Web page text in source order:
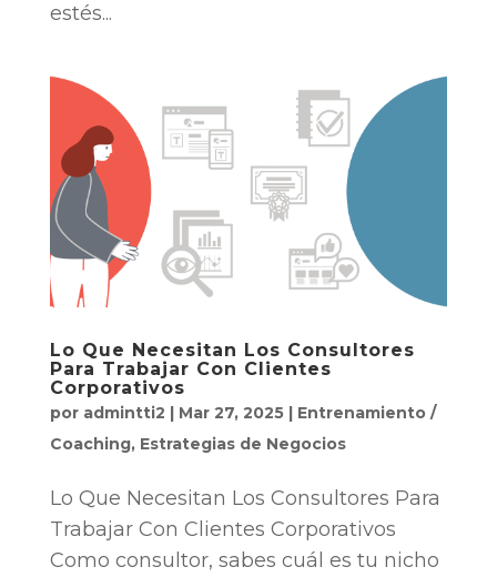
estés...
Lo Que Necesitan Los Consultores
Para Trabajar Con Clientes
Corporativos
por admintti2 | Mar 27, 2025| Entrenamiento /
Coaching, Estrategias de Negocios
Lo Que Necesitan Los Consultores Para
Trabajar Con Clientes Corporativos
Como consultor, sabes cuál es tu nicho